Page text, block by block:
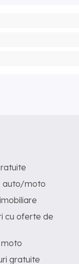
auto/moto
cu oferte de
moto
gratuite